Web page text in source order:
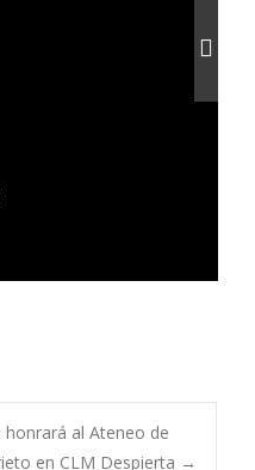
al Ateneo de
en CLM Despierta →